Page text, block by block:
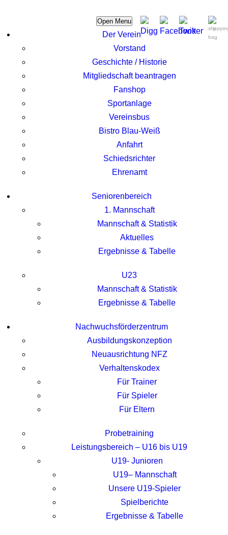
0
Open Menu
Der Verein
Vorstand
Geschichte / Historie
Mitgliedschaft beantragen
Fanshop
Sportanlage
Vereinsbus
Bistro Blau-Weiß
Anfahrt
Schiedsrichter
Ehrenamt
Seniorenbereich
1. Mannschaft
Mannschaft & Statistik
Aktuelles
Ergebnisse & Tabelle
U23
Mannschaft & Statistik
Ergebnisse & Tabelle
Nachwuchsförderzentrum
Ausbildungskonzeption
Neuausrichtung NFZ
Verhaltenskodex
Für Trainer
Für Spieler
Für Eltern
Probetraining
Leistungsbereich – U16 bis U19
U19- Junioren
U19– Mannschaft
Unsere U19-Spieler
Spielberichte
Ergebnisse & Tabelle